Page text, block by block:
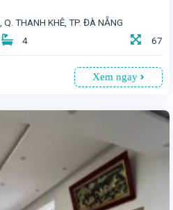
Q. THANH KHÊ, TP. ĐÀ NẴNG
4 67
Xem ngay